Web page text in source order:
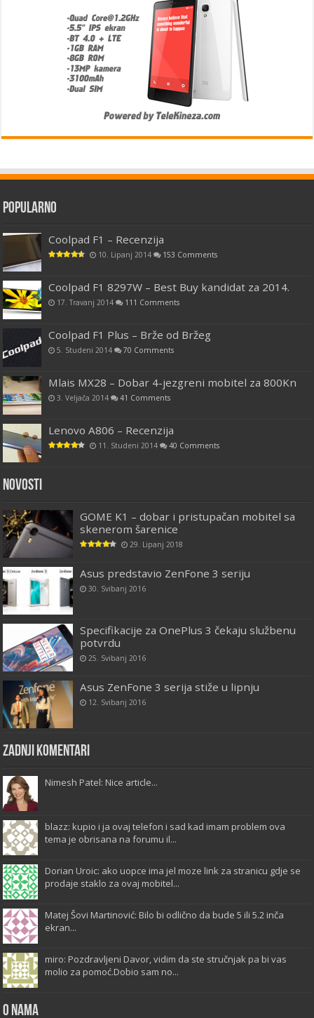
Popularno
Coolpad F1 – Recenzija
10. Lipanj 2014 153 Comments
Coolpad F1 8297W – Best Buy kandidat za 2014.
17. Travanj 2014 111 Comments
Coolpad F1 Plus – Brže od Bržeg
5. Studeni 2014 70 Comments
Mlais MX28 – Dobar 4-jezgreni mobitel za 800Kn
3. Veljača 2014 41 Comments
Lenovo A806 – Recenzija
11. Studeni 2014 40 Comments
Novosti
GOME K1 – dobar i pristupačan mobitel sa
skenerom šarenice
29. Lipanj 2018
Asus predstavio ZenFone 3 seriju
30. Svibanj 2016
Specifikacije za OnePlus 3 čekaju službenu
potvrdu
25. Svibanj 2016
Asus ZenFone 3 serija stiže u lipnju
12. Svibanj 2016
Zadnji komentari
Nimesh Patel: Nice article...
blazz: kupio i ja ovaj telefon i sad kad imam problem ova
tema je obrisana na forumu il...
Dorian Uroic: ako uopce ima jel moze link za stranicu gdje se
prodaje staklo za ovaj mobitel...
Matej Šovi Martinović: Bilo bi odlično da bude 5 ili 5.2 inča
ekran...
miro: Pozdravljeni Davor, vidim da ste stručnjak pa bi vas
molio za pomoć.Dobio sam no...
O Nama